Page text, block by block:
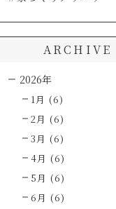
ARCHIVE
2026年
1月 (6)
2月 (6)
3月 (6)
4月 (6)
5月 (6)
6月 (6)